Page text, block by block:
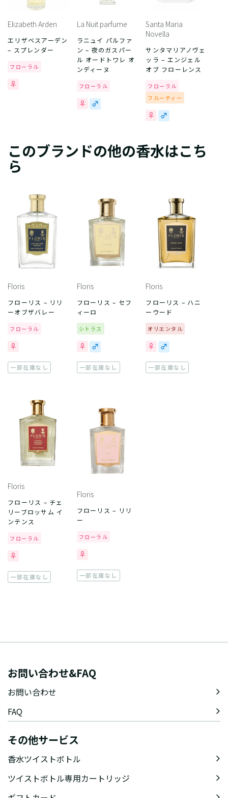
Elizabeth Arden
エリザベスアーデン
– スプレンダー
フローラル
La Nuit parfume
ラニュイ パルファ
ン – 夜のガスパー
ル オードトワレ オ
ンディーヌ
フローラル
Santa Maria
Novella
サンタマリアノヴェ
ッラ – エンジェル
オブ フローレンス
フローラル
フルーティー
このブランドの他の香水はこち
ら
Floris
フローリス – リリ
ーオブザバレー
フローラル
一部在庫なし
Floris
フローリス – セフ
ィーロ
シトラス
一部在庫なし
Floris
フローリス – ハニ
ーウード
オリエンタル
一部在庫なし
Floris
フローリス – チェ
リーブロッサム イ
ンテンス
フローラル
一部在庫なし
Floris
フローリス – リリ
ー
フローラル
一部在庫なし
お問い合わせ&FAQ
お問い合わせ
FAQ
その他サービス
香水ツイストボトル
ツイストボトル専用カートリッジ